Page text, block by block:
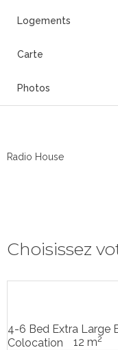
Logements
Carte
Photos
Radio House
Choisissez
4-6 Bed Extra Large
Colocation
12 m2